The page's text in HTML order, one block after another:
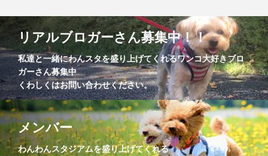
リアルブロガーさん募集中！！
私達と一緒にわんスタを盛り上げてくれるワンコ大好きブロ
ガーさん募集中
くわしくはお問い合わせください。
メンバー
わんわんスタジアムを盛り上げてくれる